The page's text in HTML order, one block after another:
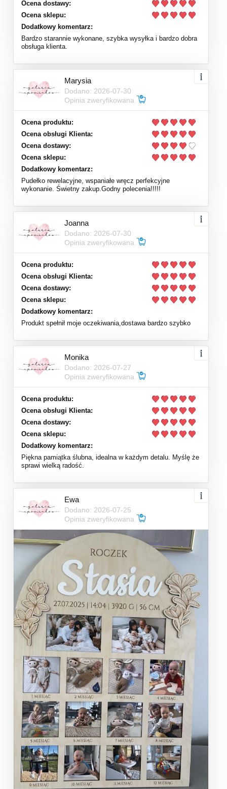
Ocena dostawy:
Ocena sklepu:
Dodatkowy komentarz:
Bardzo starannie wykonane, szybka wysyłka i bardzo dobra
obsługa klienta.
Marysia
Dodano: 2026-07-30
Opinia zweryfikowana
Ocena produktu:
Ocena obsługi Klienta:
Ocena dostawy:
Ocena sklepu:
Dodatkowy komentarz:
Pudełko rewelacyjne, wspaniałe wręcz perfekcyjne
wykonanie. Świetny zakup.Godny polecenia!!!!!
Joanna
Dodano: 2026-07-30
Opinia zweryfikowana
Ocena produktu:
Ocena obsługi Klienta:
Ocena dostawy:
Ocena sklepu:
Dodatkowy komentarz:
Produkt spełnił moje oczekiwania,dostawa bardzo szybko
Monika
Dodano: 2026-07-27
Opinia zweryfikowana
Ocena produktu:
Ocena obsługi Klienta:
Ocena dostawy:
Ocena sklepu:
Dodatkowy komentarz:
Piękna pamiątka ślubna, idealna w każdym detalu. Myślę że
sprawi wielką radość.
Ewa
Dodano: 2026-07-25
Opinia zweryfikowana